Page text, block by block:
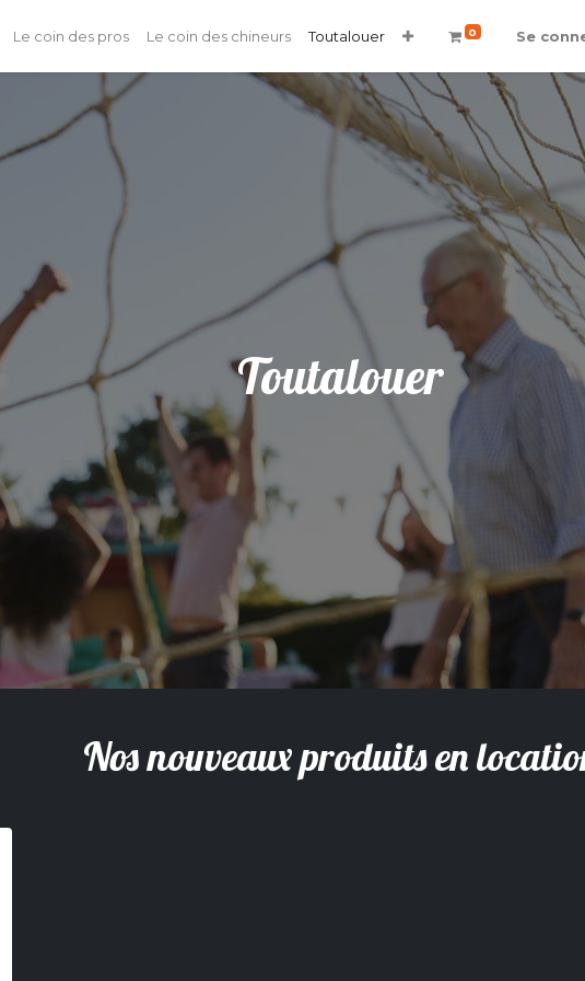
Le coin des pros Le coin des chineurs Toutalouer 0 Se
Toutalouer
Nos nouveaux produits en